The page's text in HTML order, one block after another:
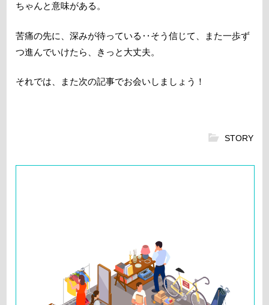
ちゃんと意味がある。
苦痛の先に、深みが待っている‥そう信じて、また一歩ず
つ進んでいけたら、きっと大丈夫。
それでは、また次の記事でお会いしましょう！
STORY